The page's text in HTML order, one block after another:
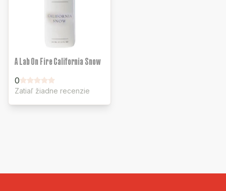
A Lab On Fire California Snow
0
Zatiaľ žiadne recenzie